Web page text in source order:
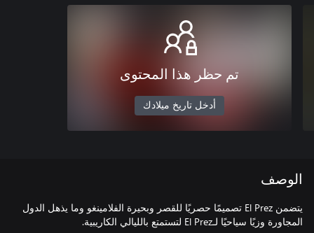
تم حظر هذا المحتوى
أدخل تاريخ ميلادك
الوصف
يتضمن El Prez تصميمًا حصريًا للقصر وبحيرة الفلامينغو وما يذهل الدول
المجاورة وزيًا سياحيًا لـEl Prez لتستمتع بالليالي الكاريبية.